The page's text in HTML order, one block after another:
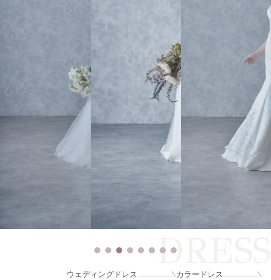
DRESS
ウェディングドレス カラードレス